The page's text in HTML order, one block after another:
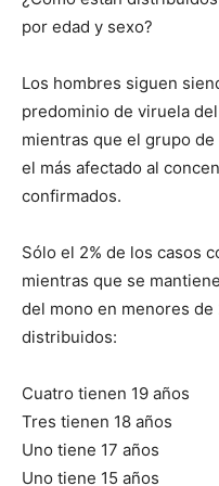
por edad y sexo?
Los hombres siguen
predominio de viruela
mientras que el grupo
el más afectado al
confirmados.
Sólo el 2% de los casos
mientras que se
del mono en menores
distribuidos:
Cuatro tienen 19 años
Tres tienen 18 años
Uno tiene 17 años
Uno tiene 15 años